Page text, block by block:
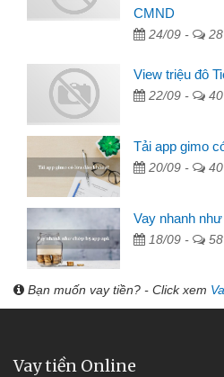
CMND
24/09 - 28
View triệu đô
22/09 - 40
Tải app gimo
20/09 - 40
Vay nhanh
18/09 - 58
Bạn muốn vay tiền? - Click xem
Vay tiền Online